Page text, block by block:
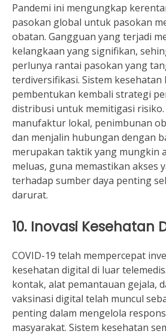
Pandemi ini mengungkap
pasokan global untuk pasokan
obatan. Gangguan yang terjadi
kelangkaan yang signifikan,
perlunya rantai pasokan yang
terdiversifikasi. Sistem kesehatan
pembentukan kembali strategi
distribusi untuk memitigasi risiko.
manufaktur lokal, penimbunan
dan menjalin hubungan dengan
merupakan taktik yang mungkin
meluas, guna memastikan akses
terhadap sumber daya penting
darurat.
10. Inovasi Kesehatan
COVID-19 telah mempercepat
kesehatan digital di luar
kontak, alat pemantauan gejala,
vaksinasi digital telah muncul
penting dalam mengelola
masyarakat. Sistem kesehatan